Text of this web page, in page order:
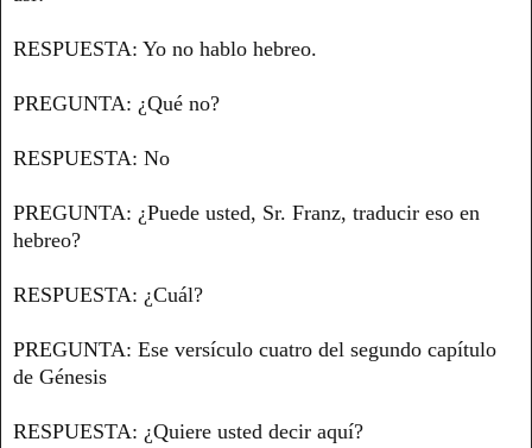
RESPUESTA: Yo no hablo hebreo.
PREGUNTA: ¿Qué no?
RESPUESTA: No
PREGUNTA: ¿Puede usted, Sr. Franz, traducir eso en
hebreo?
RESPUESTA: ¿Cuál?
PREGUNTA: Ese versículo cuatro del segundo capítulo
de Génesis
RESPUESTA: ¿Quiere usted decir aquí?